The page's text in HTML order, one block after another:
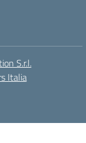
S.r.l.
Italia